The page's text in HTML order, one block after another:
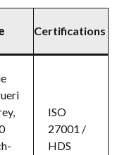
Certifications
ISO
27001 /
HDS